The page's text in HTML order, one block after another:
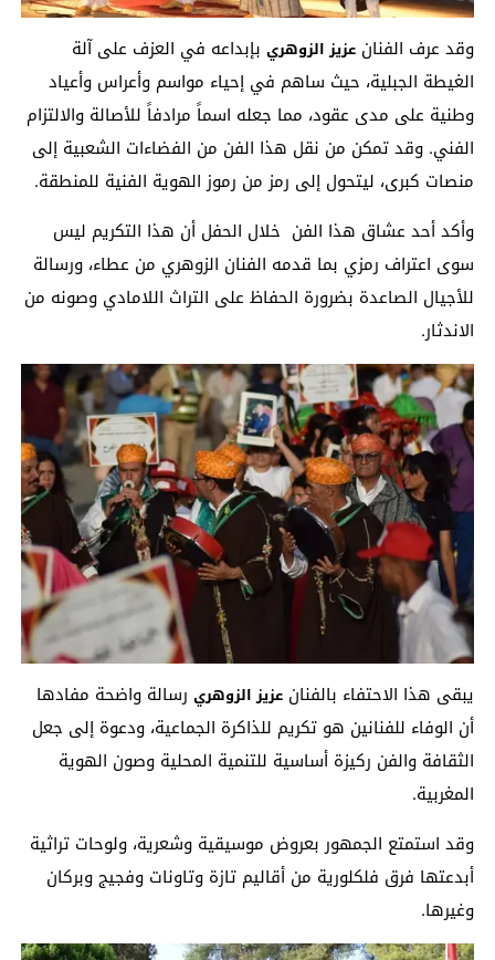
وقد عرف الفنان عزيز الزوهريبإبداعه في العزف على آلة
الغيطة الجبلية، حيث ساهم في إحياء مواسم وأعراس وأعياد
وطنية على مدى عقود، مما جعله اسماً مرادفاً للأصالة والالتزام
الفني. وقد تمكن من نقل هذا الفن من الفضاءات الشعبية إلى
منصات كبرى، ليتحول إلى رمز من رموز الهوية الفنية للمنطقة.
وأكد أحد عشاق هذا الفن خلال الحفل أن هذا التكريم ليس
سوى اعتراف رمزي بما قدمه الفنان الزوهري من عطاء، ورسالة
للأجيال الصاعدة بضرورة الحفاظ على التراث اللامادي وصونه من
الاندثار.
يبقى هذا الاحتفاء بالفنان عزيز الزوهريرسالة واضحة مفادها
أن الوفاء للفنانين هو تكريم للذاكرة الجماعية، ودعوة إلى جعل
الثقافة والفن ركيزة أساسية للتنمية المحلية وصون الهوية
المغربية.
وقد استمتع الجمهور بعروض موسيقية وشعرية، ولوحات تراثية
أبدعتها فرق فلكلورية من أقاليم تازة وتاونات وفجيج وبركان
وغيرها.